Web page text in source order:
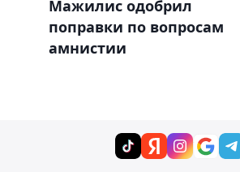
Мажилис одобрил
поправки по вопросам
амнистии